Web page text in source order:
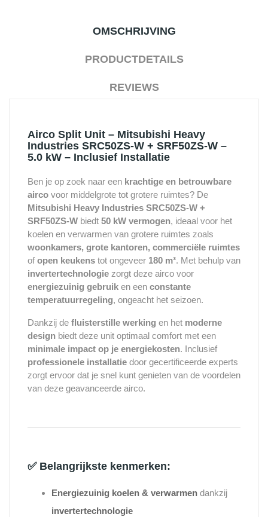
OMSCHRIJVING
PRODUCTDETAILS
REVIEWS
Airco Split Unit – Mitsubishi Heavy
Industries SRC50ZS-W + SRF50ZS-W –
5.0 kW – Inclusief Installatie
Ben je op zoek naar een krachtige en betrouwbare
airco voor middelgrote tot grotere ruimtes? De
Mitsubishi Heavy Industries SRC50ZS-W +
SRF50ZS-W biedt 50 kW vermogen, ideaal voor het
koelen en verwarmen van grotere ruimtes zoals
woonkamers, grote kantoren, commerciële ruimtes
of open keukens tot ongeveer 180 m³. Met behulp van
invertertechnologie zorgt deze airco voor
energiezuinig gebruik en een constante
temperatuurregeling, ongeacht het seizoen.
Dankzij de fluisterstille werking en het moderne
design biedt deze unit optimaal comfort met een
minimale impact op je energiekosten. Inclusief
professionele installatie door gecertificeerde experts
zorgt ervoor dat je snel kunt genieten van de voordelen
van deze geavanceerde airco.
✅ Belangrijkste kenmerken:
Energiezuinig koelen & verwarmen dankzij
invertertechnologie